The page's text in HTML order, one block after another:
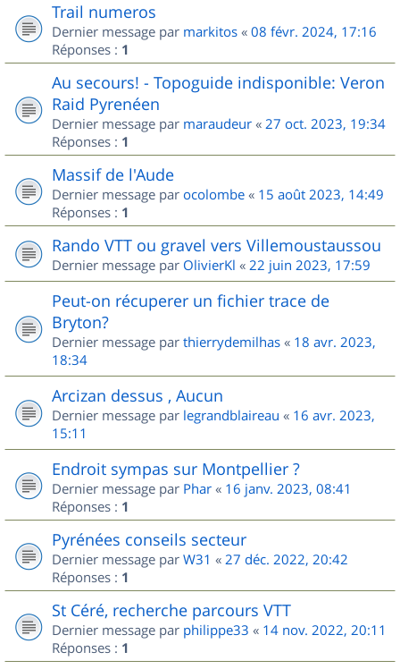
Trail numeros
Dernier message par markitos « 08 févr. 2024, 17:16
Réponses : 1
Au secours! - Topoguide indisponible: Veron
Raid Pyrenéen
Dernier message par maraudeur « 27 oct. 2023, 19:34
Réponses : 1
Massif de l'Aude
Dernier message par ocolombe « 15 août 2023, 14:49
Réponses : 1
Rando VTT ou gravel vers Villemoustaussou
Dernier message par OlivierKl « 22 juin 2023, 17:59
Peut-on récuperer un fichier trace de
Bryton?
Dernier message par thierrydemilhas « 18 avr. 2023,
18:34
Arcizan dessus , Aucun
Dernier message par legrandblaireau « 16 avr. 2023,
15:11
Endroit sympas sur Montpellier ?
Dernier message par Phar « 16 janv. 2023, 08:41
Réponses : 1
Pyrénées conseils secteur
Dernier message par W31 « 27 déc. 2022, 20:42
Réponses : 1
St Céré, recherche parcours VTT
Dernier message par philippe33 « 14 nov. 2022, 20:11
Réponses : 1